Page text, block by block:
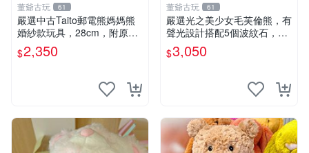
董爺古玩 61
嚴選中古Taito郵電熊媽媽熊
婚紗款玩具，28cm，附原
盒，保存極佳實拍，婚紗細節
清晰可見，偶像收藏推薦 婚
$2,350
董爺古玩 61
嚴選光之美少女毛芙倫熊，有
聲光設計搭配5個波紋石，成
色完美如圖。爽快附電池，讓
愛心不打折扣。 光之美少女
$3,050